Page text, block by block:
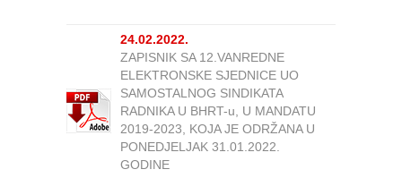
24.02.2022.
ZAPISNIK SA 12.VANREDNE
ELEKTRONSKE SJEDNICE UO
SAMOSTALNOG SINDIKATA
RADNIKA U BHRT-u, U MANDATU
2019-2023, KOJA JE ODRŽANA U
PONEDJELJAK 31.01.2022.
GODINE